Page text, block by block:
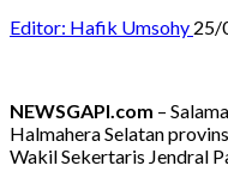
Editor: Hafik Umsohy 25/
NEWSGAPI.com –
Halmahera Selatan
Wakil Sekertaris Jendral